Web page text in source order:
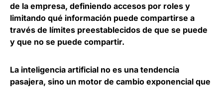
de la empresa, definiendo accesos por roles y
limitando qué información puede compartirse a
través de límites preestablecidos de que se puede
y que no se puede compartir.
La inteligencia artificial no es una tendencia
pasajera, sino un motor de cambio exponencial que